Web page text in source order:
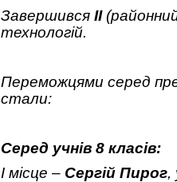
Завершився ІІ
технологій.
Переможцями серед
стали:
Серед учнів 8 класів:
І місце – Сергій Пирог,